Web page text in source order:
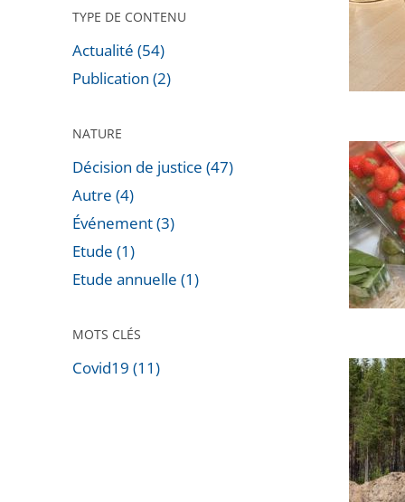
TYPE DE CONTENU
Actualité (54)
Publication (2)
NATURE
Décision de justice (47)
Autre (4)
Événement (3)
Etude (1)
Etude annuelle (1)
MOTS CLÉS
Covid19 (11)
de
la
des
fleurs
et
feuilles
de
sans
Le
Conseil
d’État
annule
la
liste
des
et
pouvant
être
encore
vendus
de
travaux
et
des